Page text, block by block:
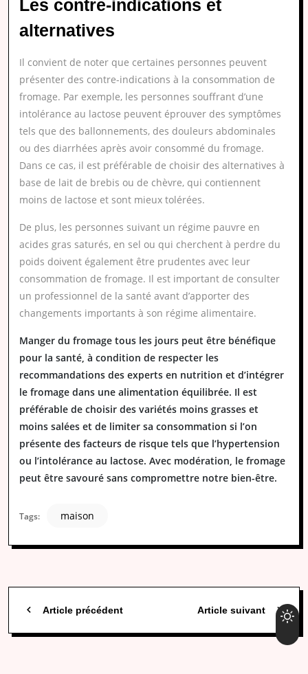
Les contre-indications et
alternatives
Il convient de noter que certaines personnes peuvent
présenter des contre-indications à la consommation de
fromage. Par exemple, les personnes souffrant d’une
intolérance au lactose peuvent éprouver des symptômes
tels que des ballonnements, des douleurs abdominales
ou des diarrhées après avoir consommé du fromage.
Dans ce cas, il est préférable de choisir des alternatives à
base de lait de brebis ou de chèvre, qui contiennent
moins de lactose et sont mieux tolérées.
De plus, les personnes suivant un régime pauvre en
acides gras saturés, en sel ou qui cherchent à perdre du
poids doivent également être prudentes avec leur
consommation de fromage. Il est important de consulter
un professionnel de la santé avant d’apporter des
changements importants à son régime alimentaire.
Manger du fromage tous les jours peut être bénéfique
pour la santé, à condition de respecter les
recommandations des experts en nutrition et d’intégrer
le fromage dans une alimentation équilibrée. Il est
préférable de choisir des variétés moins grasses et
moins salées et de limiter sa consommation si l’on
présente des facteurs de risque tels que l’hypertension
ou l’intolérance au lactose. Avec modération, le fromage
peut être savouré sans compromettre notre bien-être.
Tags: maison
Article précédent Article suivant